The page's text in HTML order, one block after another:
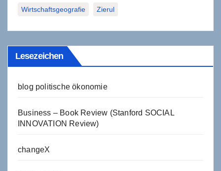
Wirtschaftsgeografie Zierul
Lesezeichen
blog politische ökonomie
Business – Book Review (Stanford SOCIAL
INNOVATION Review)
changeX